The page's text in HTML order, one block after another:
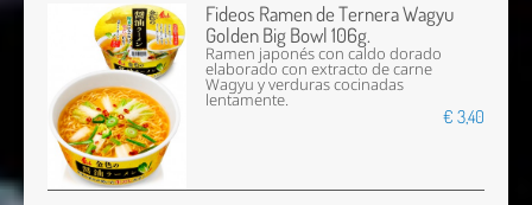
Fideos Ramen de Ternera Wagyu
Golden Big Bowl 106g.
Ramen japonés con caldo dorado
elaborado con extracto de carne
Wagyu y verduras cocinadas
lentamente.
€ 3,40